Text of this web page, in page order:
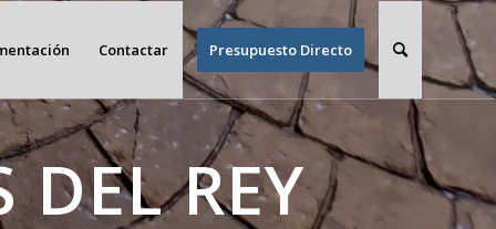
Contactar Presupuesto Directo
DEL REY